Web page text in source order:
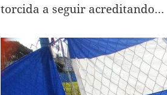
torcida a seguir acreditando…